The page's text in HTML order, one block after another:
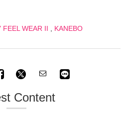
FEEL WEAR II , KANEBO
Content